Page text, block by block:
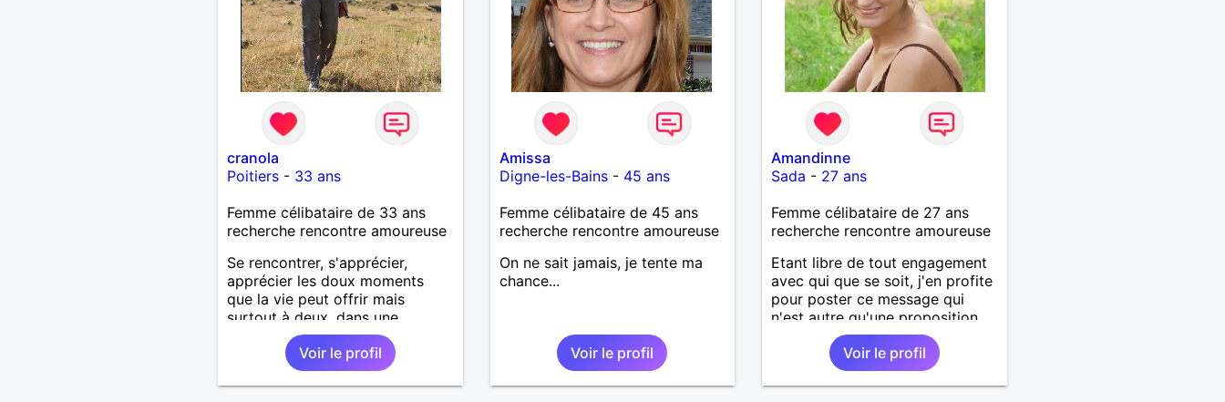
cranola
Poitiers- 33 ans
Femme célibataire de 33 ans
recherche rencontre amoureuse
Se rencontrer, s'apprécier,
apprécier les doux moments
que la vie peut offrir mais
surtout à deux, dans une
relation sans prise de tête et
voir plus si complicité.
Voir le profil
Amissa
Digne-les-Bains- 45 ans
Femme célibataire de 45 ans
recherche rencontre amoureuse
On ne sait jamais, je tente ma
chance...
Voir le profil
Amandinne
Sada - 27 ans
Femme célibataire de 27 ans
recherche rencontre amoureuse
Etant libre de tout engagement
avec qui que se soit, j'en profite
pour poster ce message qui
n'est autre qu'une proposition
de contact avec qui voudra qui
habite Sada ou Mayotte en
entier... Peut être ne pourrai-je
répondre à tout le monde, mais
Voir le profil